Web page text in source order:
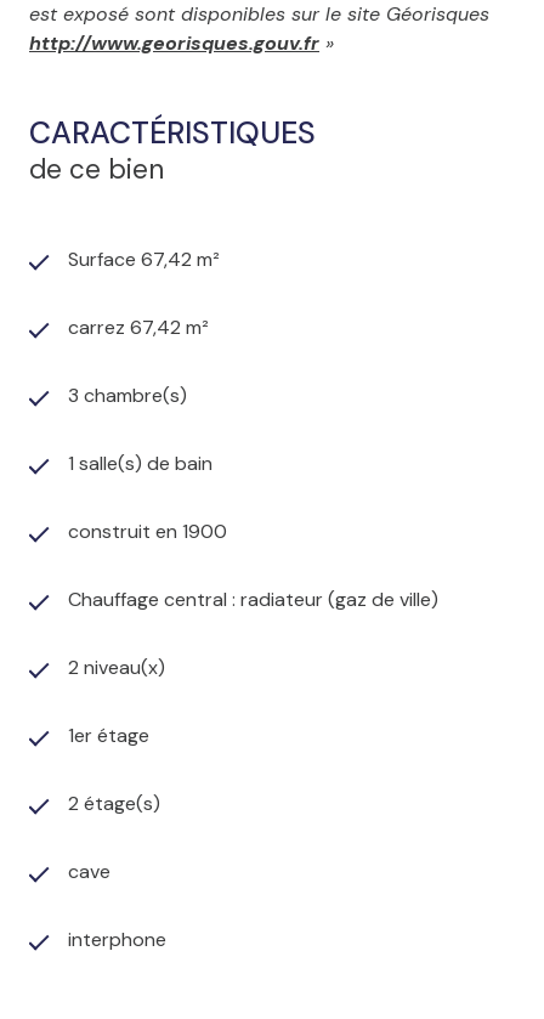
est exposé sont disponibles sur le site Géorisques
http://www.georisques.gouv.fr »
CARACTÉRISTIQUES
de ce bien
Surface 67,42 m²
carrez 67,42 m²
3 chambre(s)
1 salle(s) de bain
construit en 1900
Chauffage central : radiateur (gaz de ville)
2 niveau(x)
1er étage
2 étage(s)
cave
interphone